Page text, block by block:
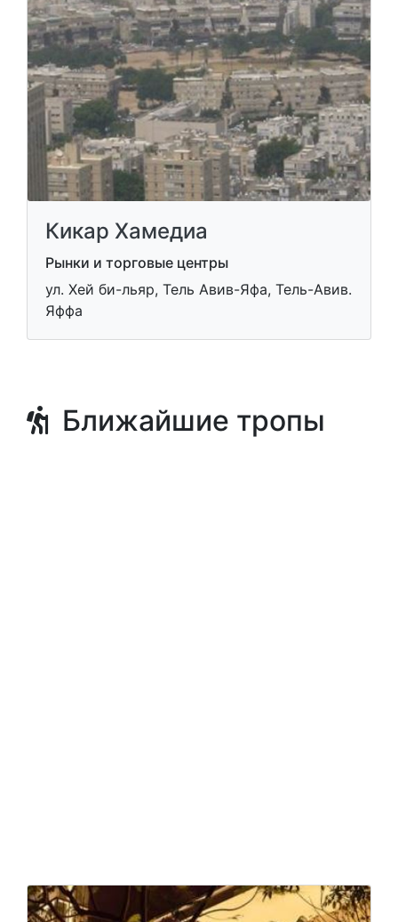
Кикар Хамедиа
Рынки и торговые центры
ул. Хей би-льяр, Тель Авив-Яфа, Тель-Авив.
Яффа
Ближайшие тропы